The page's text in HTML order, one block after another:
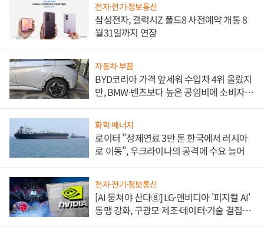
전자·전기·정보통신
삼성전자, 갤럭시Z 폴드8 사전예약 개통 8
월31일까지 연장
자동차·부품
BYD코리아 가격 앞세워 수입차 4위 올랐지
만, BMW·벤츠보다 높은 공임비에 소비자
화학·에너지
로이터 "정제연료 3만 톤 한국에서 러시아
로 이동", 우크라이나의 공격에 수요 늘어
전자·전기·정보통신
[AI 뭉쳐야 산다⑧] LG·엔비디아 '피지컬 AI'
동맹 강화, 구광모 제조·데이터·기술 결집